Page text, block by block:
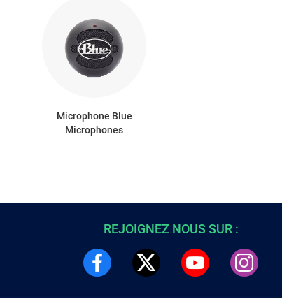
Microphone Blue
Microphones
REJOIGNEZ NOUS SUR :